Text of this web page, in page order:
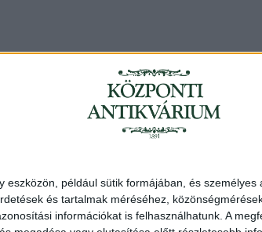
például sütik formájában, és
és tartalmak méréséhez,
információkat is felhasználhatunk. A
Invaluable.com ILAB |Adatvédelmi